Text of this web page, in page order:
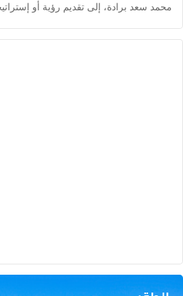
محمد سعد برادة، إلى تقديم رؤية أو